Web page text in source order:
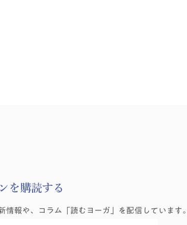
を学ぶ会
を購読する
報や、コラム「読むヨーガ」を配信しています。